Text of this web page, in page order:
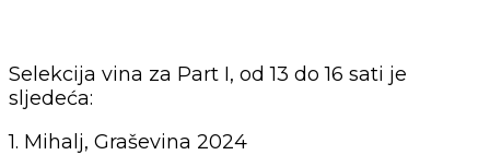
Selekcija vina za Part I, od 13 do 16 sati je
sljedeća:
1. Mihalj, Graševina 2024